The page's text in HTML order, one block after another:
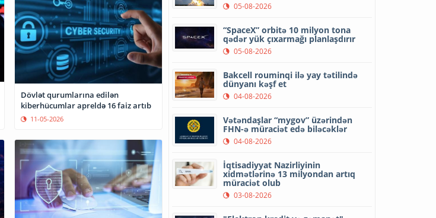
Dövlət qurumlarına edilən
kiberhücumlar apreldə 16 faiz artıb
11-05-2026
05-08-2026
“SpaceX” orbitə 10 milyon tona
qədər yük çıxarmağı planlaşdırır
05-08-2026
Bakcell rouminqi ilə yay tətilində
dünyanı kəşf et
04-08-2026
Vətəndaşlar “mygov” üzərindən
FHN-ə müraciət edə biləcəklər
04-08-2026
İqtisadiyyat Nazirliyinin
xidmətlərinə 13 milyondan artıq
müraciət olub
03-08-2026